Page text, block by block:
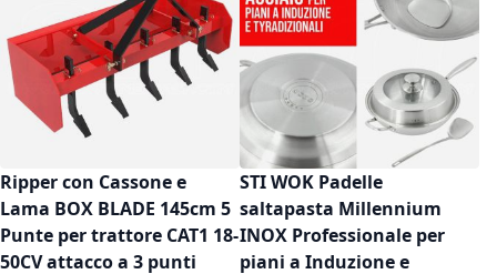
Ripper con Cassone e
Lama BOX BLADE 145cm 5
Punte per trattore CAT1 18-
50CV attacco a 3 punti
STI WOK Padelle
saltapasta Millennium
INOX Professionale per
piani a Induzione e